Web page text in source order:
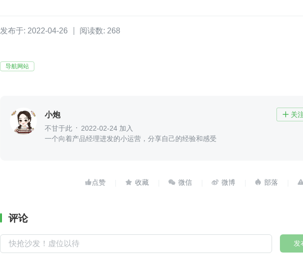
发布于: 2022-04-26 阅读数: 268
导航网站
小炮  关
不甘于此
2022-02-24 加入
一个向着产品经理进发的小运营，分享自己的经验和感受
    
评论
发